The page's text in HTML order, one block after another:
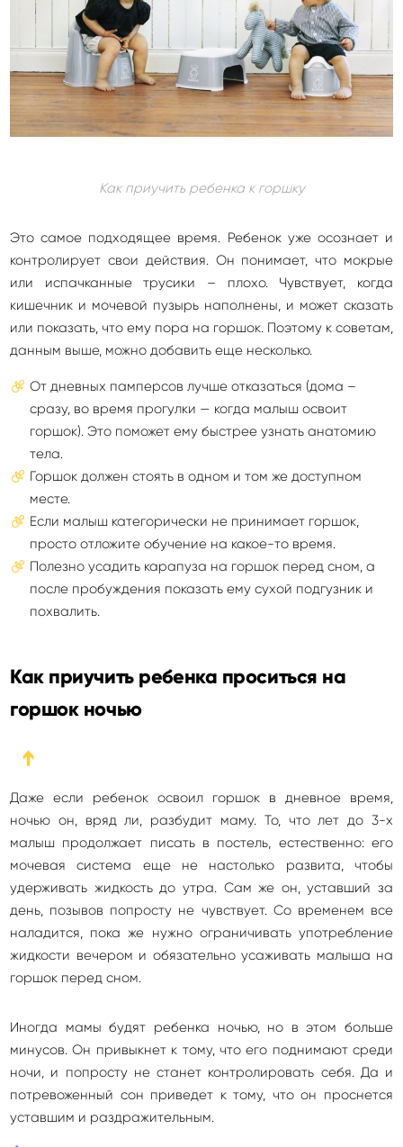
Как приучить ребенка к горшку
Это самое подходящее время. Ребенок уже осознает и
контролирует свои действия. Он понимает, что мокрые
или испачканные трусики – плохо. Чувствует, когда
кишечник и мочевой пузырь наполнены, и может сказать
или показать, что ему пора на горшок. Поэтому к советам,
данным выше, можно добавить еще несколько.
От дневных памперсов лучше отказаться (дома –
сразу, во время прогулки — когда малыш освоит
горшок). Это поможет ему быстрее узнать анатомию
тела.
Горшок должен стоять в одном и том же доступном
месте.
Если малыш категорически не принимает горшок,
просто отложите обучение на какое-то время.
Полезно усадить карапуза на горшок перед сном, а
после пробуждения показать ему сухой подгузник и
похвалить.
Как приучить ребенка проситься на
горшок ночью
➔
Даже если ребенок освоил горшок в дневное время,
ночью он, вряд ли, разбудит маму. То, что лет до 3-х
малыш продолжает писать в постель, естественно: его
мочевая система еще не настолько развита, чтобы
удерживать жидкость до утра. Сам же он, уставший за
день, позывов попросту не чувствует. Со временем все
наладится, пока же нужно ограничивать употребление
жидкости вечером и обязательно усаживать малыша на
горшок перед сном.
Иногда мамы будят ребенка ночью, но в этом больше
минусов. Он привыкнет к тому, что его поднимают среди
ночи, и попросту не станет контролировать себя. Да и
потревоженный сон приведет к тому, что он проснется
уставшим и раздражительным.